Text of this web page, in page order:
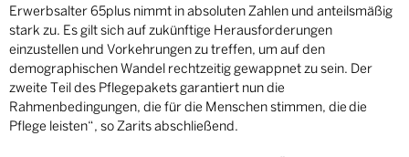
Erwerbsalter 65plus nimmt in absoluten Zahlen und anteilsmäßig
stark zu. Es gilt sich auf zukünftige Herausforderungen
einzustellen und Vorkehrungen zu treffen, um auf den
demographischen Wandel rechtzeitig gewappnet zu sein. Der
zweite Teil des Pflegepakets garantiert nun die
Rahmenbedingungen, die für die Menschen stimmen, die die
Pflege leisten“, so Zarits abschließend.